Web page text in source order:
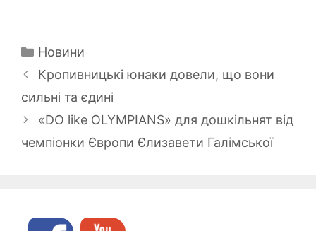
Категорії
Новини
Кропивницькі юнаки довели, що вони
сильні та єдині
«DO like OLYMPIANS» для дошкільнят від
чемпіонки Європи Єлизавети Галімської